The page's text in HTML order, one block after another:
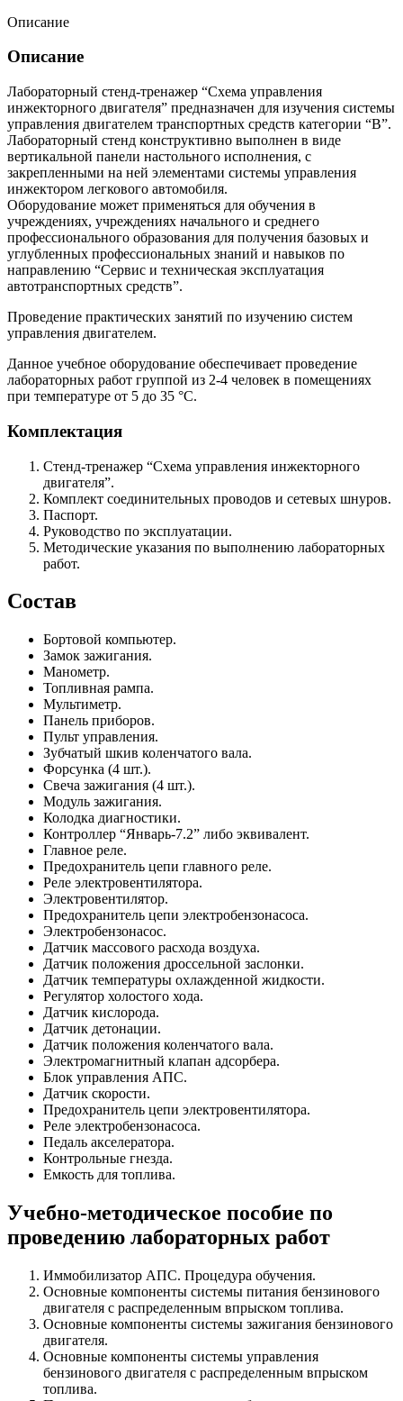
Описание
Описание
Лабораторный стенд-тренажер “Схема управления
инжекторного двигателя” предназначен для изучения системы
управления двигателем транспортных средств категории “В”.
Лабораторный стенд конструктивно выполнен в виде
вертикальной панели настольного исполнения, с
закрепленными на ней элементами системы управления
инжектором легкового автомобиля.
Оборудование может применяться для обучения в
учреждениях, учреждениях начального и среднего
профессионального образования для получения базовых и
углубленных профессиональных знаний и навыков по
направлению “Сервис и техническая эксплуатация
автотранспортных средств”.
Проведение практических занятий по изучению систем
управления двигателем.
Данное учебное оборудование обеспечивает проведение
лабораторных работ группой из 2-4 человек в помещениях
при температуре от 5 до 35 °С.
Комплектация
Стенд-тренажер “Схема управления инжекторного
двигателя”.
Комплект соединительных проводов и сетевых шнуров.
Паспорт.
Руководство по эксплуатации.
Методические указания по выполнению лабораторных
работ.
Состав
Бортовой компьютер.
Замок зажигания.
Манометр.
Топливная рампа.
Мультиметр.
Панель приборов.
Пульт управления.
Зубчатый шкив коленчатого вала.
Форсунка (4 шт.).
Свеча зажигания (4 шт.).
Модуль зажигания.
Колодка диагностики.
Контроллер “Январь-7.2” либо эквивалент.
Главное реле.
Предохранитель цепи главного реле.
Реле электровентилятора.
Электровентилятор.
Предохранитель цепи электробензонасоса.
Электробензонасос.
Датчик массового расхода воздуха.
Датчик положения дроссельной заслонки.
Датчик температуры охлажденной жидкости.
Регулятор холостого хода.
Датчик кислорода.
Датчик детонации.
Датчик положения коленчатого вала.
Электромагнитный клапан адсорбера.
Блок управления АПС.
Датчик скорости.
Предохранитель цепи электровентилятора.
Реле электробензонасоса.
Педаль акселератора.
Контрольные гнезда.
Емкость для топлива.
Учебно-методическое пособие по
проведению лабораторных работ
Иммобилизатор АПС. Процедура обучения.
Основные компоненты системы питания бензинового
двигателя с распределенным впрыском топлива.
Основные компоненты системы зажигания бензинового
двигателя.
Основные компоненты системы управления
бензинового двигателя с распределенным впрыском
топлива.